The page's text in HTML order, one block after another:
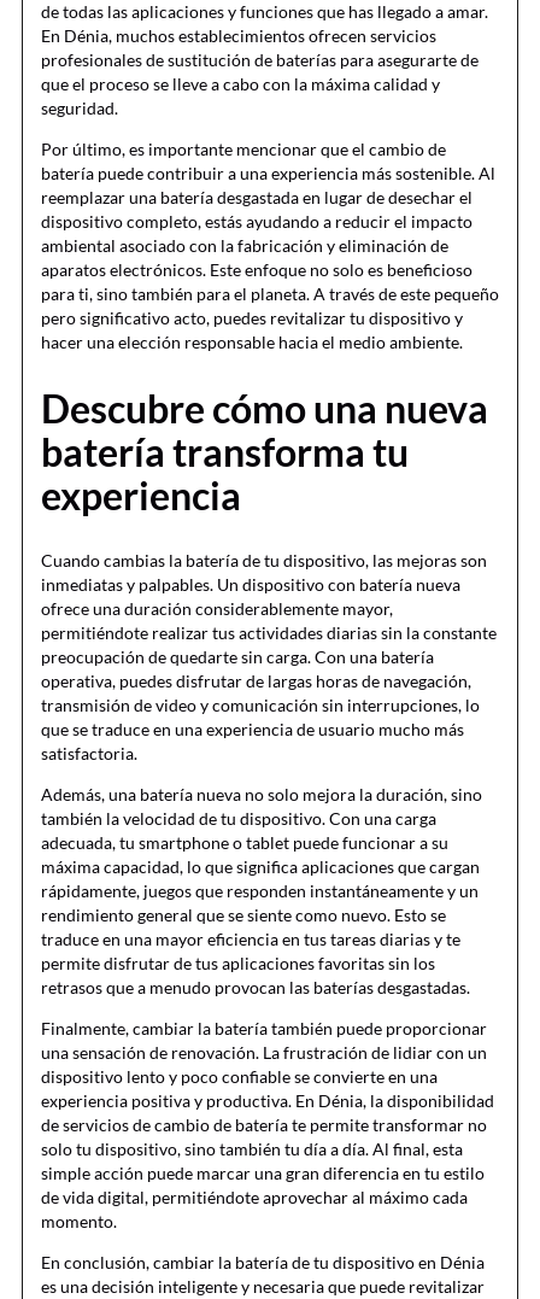
de todas las aplicaciones y funciones que has llegado a amar.
En Dénia, muchos establecimientos ofrecen servicios
profesionales de sustitución de baterías para asegurarte de
que el proceso se lleve a cabo con la máxima calidad y
seguridad.
Por último, es importante mencionar que el cambio de
batería puede contribuir a una experiencia más sostenible. Al
reemplazar una batería desgastada en lugar de desechar el
dispositivo completo, estás ayudando a reducir el impacto
ambiental asociado con la fabricación y eliminación de
aparatos electrónicos. Este enfoque no solo es beneficioso
para ti, sino también para el planeta. A través de este pequeño
pero significativo acto, puedes revitalizar tu dispositivo y
hacer una elección responsable hacia el medio ambiente.
Descubre cómo una nueva
batería transforma tu
experiencia
Cuando cambias la batería de tu dispositivo, las mejoras son
inmediatas y palpables. Un dispositivo con batería nueva
ofrece una duración considerablemente mayor,
permitiéndote realizar tus actividades diarias sin la constante
preocupación de quedarte sin carga. Con una batería
operativa, puedes disfrutar de largas horas de navegación,
transmisión de video y comunicación sin interrupciones, lo
que se traduce en una experiencia de usuario mucho más
satisfactoria.
Además, una batería nueva no solo mejora la duración, sino
también la velocidad de tu dispositivo. Con una carga
adecuada, tu smartphone o tablet puede funcionar a su
máxima capacidad, lo que significa aplicaciones que cargan
rápidamente, juegos que responden instantáneamente y un
rendimiento general que se siente como nuevo. Esto se
traduce en una mayor eficiencia en tus tareas diarias y te
permite disfrutar de tus aplicaciones favoritas sin los
retrasos que a menudo provocan las baterías desgastadas.
Finalmente, cambiar la batería también puede proporcionar
una sensación de renovación. La frustración de lidiar con un
dispositivo lento y poco confiable se convierte en una
experiencia positiva y productiva. En Dénia, la disponibilidad
de servicios de cambio de batería te permite transformar no
solo tu dispositivo, sino también tu día a día. Al final, esta
simple acción puede marcar una gran diferencia en tu estilo
de vida digital, permitiéndote aprovechar al máximo cada
momento.
En conclusión, cambiar la batería de tu dispositivo en Dénia
es una decisión inteligente y necesaria que puede revitalizar